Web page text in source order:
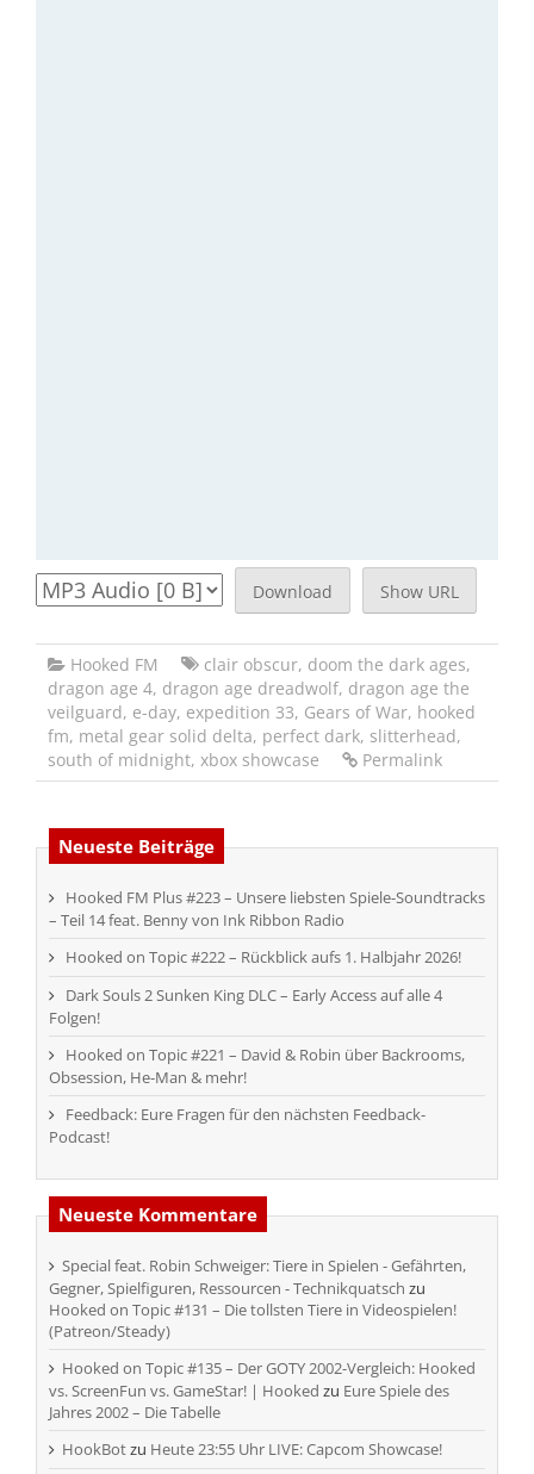
Download Show URL
Hooked FM clair obscur, doom the dark ages,
dragon age 4, dragon age dreadwolf, dragon age the
veilguard, e-day, expedition 33, Gears of War, hooked
fm, metal gear solid delta, perfect dark, slitterhead,
south of midnight, xbox showcase Permalink
Neueste Beiträge
Hooked FM Plus #223 – Unsere liebsten Spiele-Soundtracks
– Teil 14 feat. Benny von Ink Ribbon Radio
Hooked on Topic #222 – Rückblick aufs 1. Halbjahr 2026!
Dark Souls 2 Sunken King DLC – Early Access auf alle 4
Folgen!
Hooked on Topic #221 – David & Robin über Backrooms,
Obsession, He-Man & mehr!
Feedback: Eure Fragen für den nächsten Feedback-
Podcast!
Neueste Kommentare
Special feat. Robin Schweiger: Tiere in Spielen - Gefährten,
Gegner, Spielfiguren, Ressourcen - Technikquatsch zu
Hooked on Topic #131 – Die tollsten Tiere in Videospielen!
(Patreon/Steady)
Hooked on Topic #135 – Der GOTY 2002-Vergleich: Hooked
vs. ScreenFun vs. GameStar! | Hooked zu Eure Spiele des
Jahres 2002 – Die Tabelle
HookBotzu Heute 23:55 Uhr LIVE: Capcom Showcase!